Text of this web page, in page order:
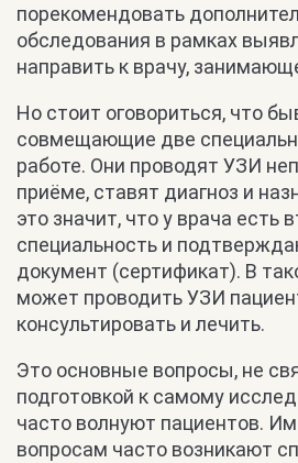
порекомендовать
обследования в рамках
направить к врачу,
Но стоит оговориться, что
совмещающие две
работе. Они проводят УЗИ
приёме, ставят диагноз и
это значит, что у врача есть
специальность и
документ (сертификат). В
может проводить УЗИ
консультировать и лечить.
Это основные вопросы, не
подготовкой к самому
часто волнуют пациентов.
вопросам часто возникают